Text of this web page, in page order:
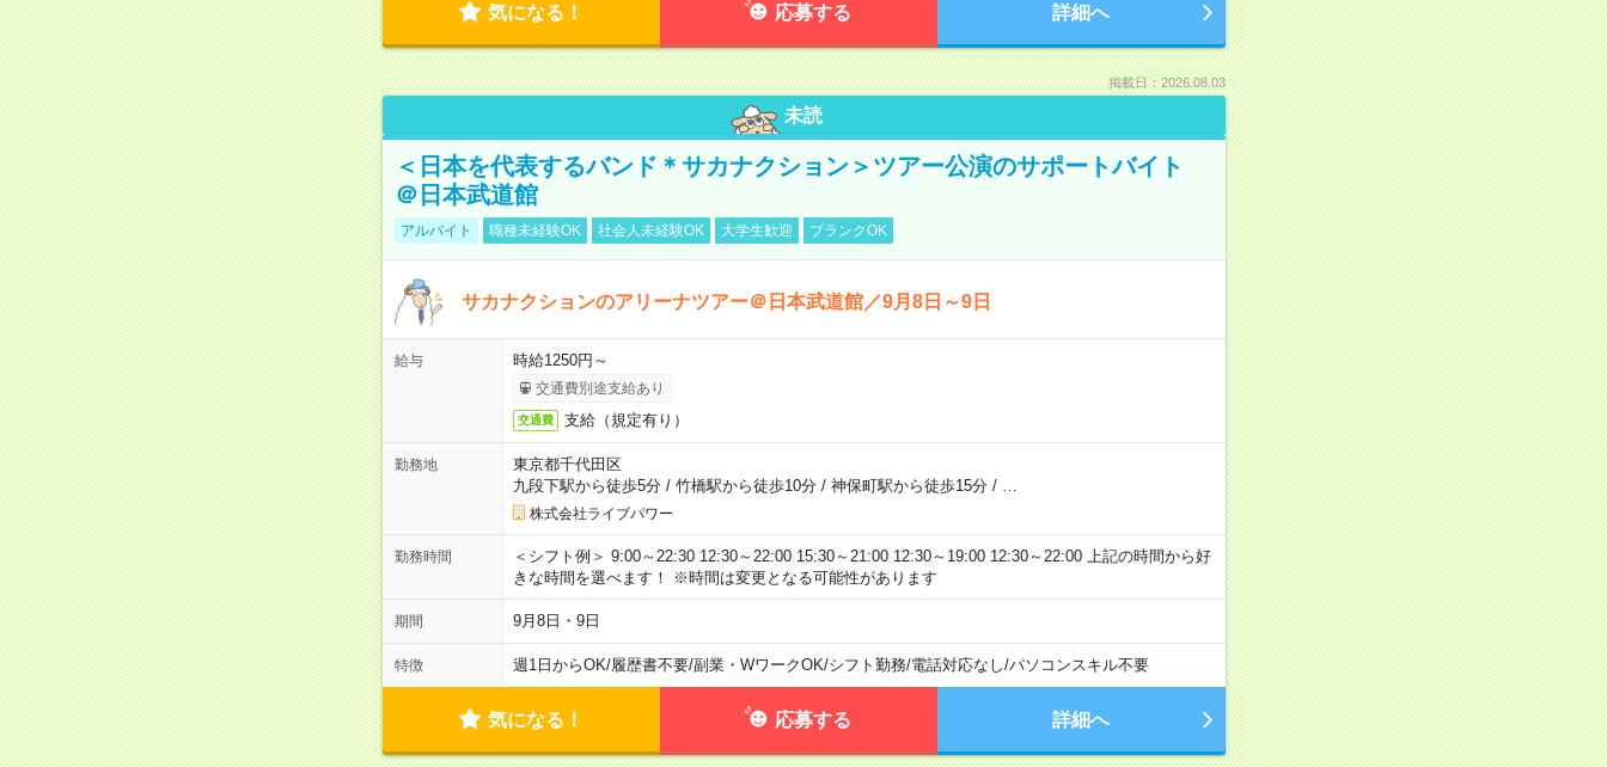
気になる！ 応募する 詳細へ
掲載日：2026.08.03
未読
＜日本を代表するバンド＊サカナクション＞ツアー公演のサポートバイト
＠日本武道館
アルバイト 職種未経験OK 社会人未経験OK 大学生歓迎 ブランクOK
サカナクションのアリーナツアー＠日本武道館／9月8日～9日
給与 時給1250円～
交通費別途支給あり
交通費 支給（規定有り）
勤務地
東京都千代田区
九段下駅から徒歩5分/ 竹橋駅から徒歩10分/ 神保町駅から徒歩15分/
株式会社ライブパワー
勤務時間
＜シフト例＞ 9:00～22:30 12:30～22:00 15:30～21:00 12:30～19:00 12:30～22:00 上記の時間から好
きな時間を選べます！ ※時間は変更となる可能性があります
期間 9月8日・9日
特徴 週1日からOK/履歴書不要/副業・WワークOK/シフト勤務/電話対応なし/パソコンスキル不要
気になる！ 応募する 詳細へ